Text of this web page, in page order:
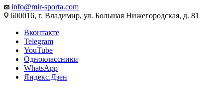
info@mir-sporta.com
600016, г. Владимир, ул. Большая Нижегородская, д. 81
Вконтакте
Telegram
YouTube
Одноклассники
WhatsApp
Яндекс.Дзен